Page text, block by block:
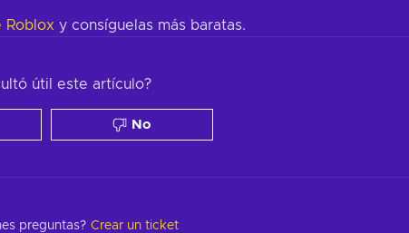
Roblox y consíguelas más baratas.
útil este artículo?
No
preguntas? Crear un ticket